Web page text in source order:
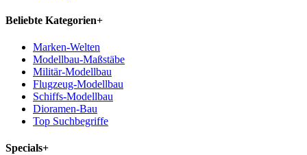
Beliebte Kategorien+
Marken-Welten
Modellbau-Maßstäbe
Militär-Modellbau
Flugzeug-Modellbau
Schiffs-Modellbau
Dioramen-Bau
Top Suchbegriffe
Specials+